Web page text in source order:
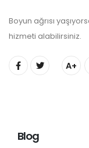
Boyun ağrısı
hizmeti alabilirsiniz.
A+
Blog